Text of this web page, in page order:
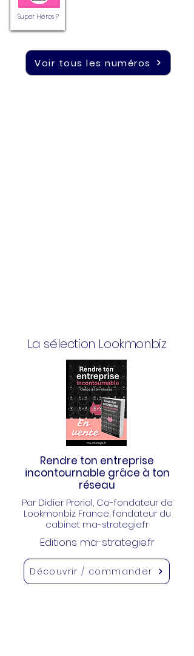
Super Héros ?
Voir tous les numéros
La sélection Lookmonbiz
Rendre ton entreprise
incontournable grâce à ton
réseau
Par Didier Proriol, Co-fondateur de
Lookmonbiz France, fondateur du
cabinet ma-strategie.fr
Editions ma-strategie.fr
Découvrir / commander